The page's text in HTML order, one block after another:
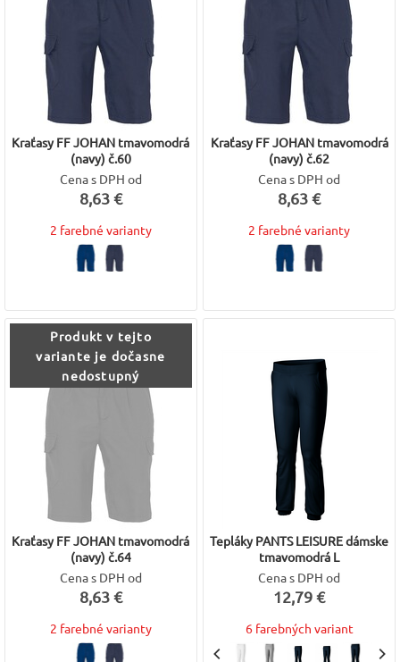
Kraťasy FF JOHAN tmavomodrá
(navy) č.60
Cena s DPH od
8,63 €
2 farebné varianty
Kraťasy FF JOHAN tmavomodrá
(navy) č.62
Cena s DPH od
8,63 €
2 farebné varianty
Produkt v tejto
variante je dočasne
nedostupný
Kraťasy FF JOHAN tmavomodrá
(navy) č.64
Cena s DPH od
8,63 €
2 farebné varianty
Tepláky PANTS LEISURE dámske
tmavomodrá L
Cena s DPH od
12,79 €
6 farebných variant